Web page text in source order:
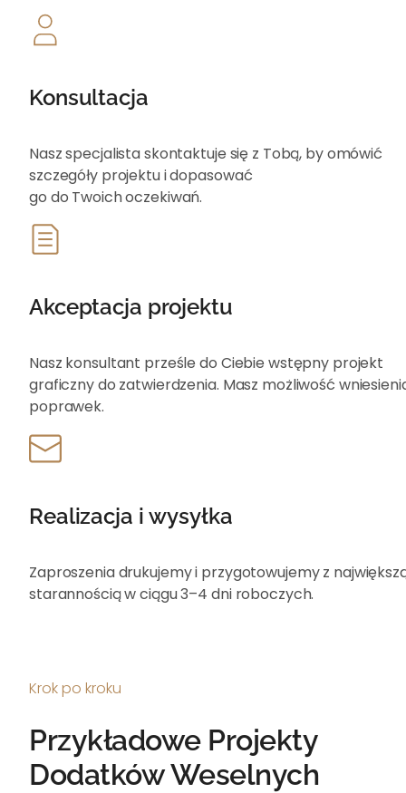
Konsultacja
Nasz specjalista skontaktuje się z Tobą, by omówić
szczegóły projektu i dopasować
go do Twoich oczekiwań.
Akceptacja projektu
Nasz konsultant prześle do Ciebie wstępny projekt
graficzny do zatwierdzenia. Masz możliwość
poprawek.
Realizacja i wysyłka
Zaproszenia drukujemy i przygotowujemy z
starannością w ciągu 3–4 dni roboczych.
Krok po kroku
Przykładowe Projekty
Dodatków Weselnych